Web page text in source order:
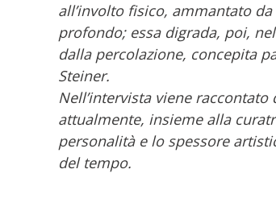
all’involto fisico, ammantato
profondo; essa digrada, poi,
dalla percolazione, concepita
Steiner.
Nell’intervista viene
attualmente, insieme alla
personalità e lo spessore
del tempo.